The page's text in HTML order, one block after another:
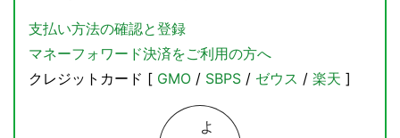
支払い方法の確認と登録
マネーフォワード決済をご利用の方へ
クレジットカード [ GMO / SBPS / ゼウス / 楽天 ]
よ